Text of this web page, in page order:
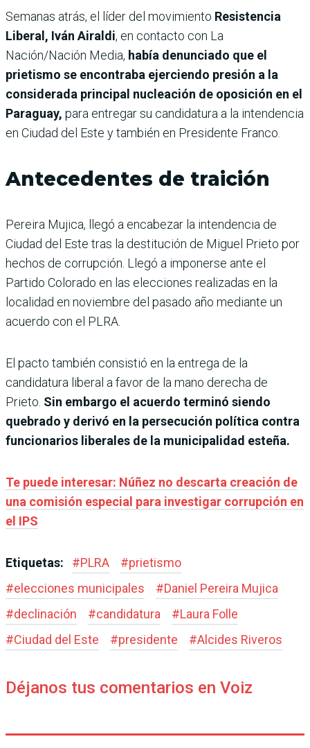
Semanas atrás, el líder del movimiento Resistencia
Liberal, Iván Airaldi, en contacto con La
Nación/Nación Media, había denunciado que el
prietismo se encontraba ejerciendo presión a la
considerada principal nucleación de oposición en el
Paraguay, para entregar su candidatura a la intendencia
en Ciudad del Este y también en Presidente Franco.
Antecedentes de traición
Pereira Mujica, llegó a encabezar la intendencia de
Ciudad del Este tras la destitución de Miguel Prieto por
hechos de corrupción. Llegó a imponerse ante el
Partido Colorado en las elecciones realizadas en la
localidad en noviembre del pasado año mediante un
acuerdo con el PLRA.
El pacto también consistió en la entrega de la
candidatura liberal a favor de la mano derecha de
Prieto. Sin embargo el acuerdo terminó siendo
quebrado y derivó en la persecución política contra
funcionarios liberales de la municipalidad esteña.
Te puede interesar: Núñez no descarta creación de
una comisión especial para investigar corrupción en
el IPS
Etiquetas: #PLRA #prietismo
#elecciones municipales #Daniel Pereira Mujica
#declinación #candidatura #Laura Folle
#Ciudad del Este #presidente #Alcides Riveros
Déjanos tus comentarios en Voiz